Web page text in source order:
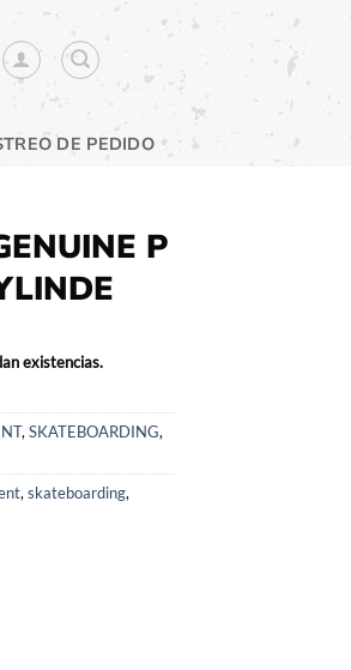
DE PEDIDO
P
existencias.
, SKATEBOARDING,
, skateboarding,